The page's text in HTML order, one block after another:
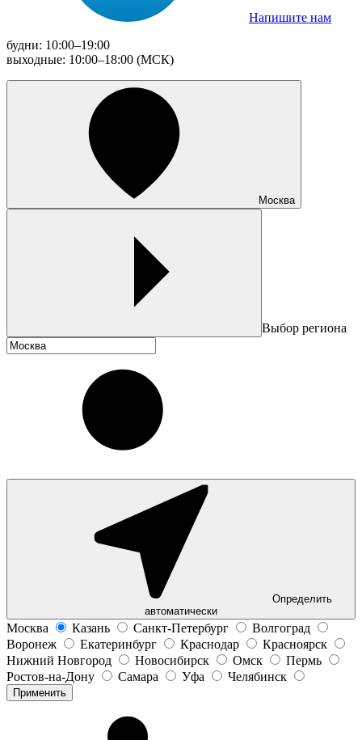
Напишите нам
будни: 10:00–19:00
выходные: 10:00–18:00 (МСК)
Москва
Выбор региона
Определить
автоматически
Москва Казань Санкт-Петербург
Волгоград
Воронеж
Екатеринбург Краснодар
Красноярск
Нижний Новгород
Новосибирск Омск
Пермь
Ростов-на-Дону
Самара Уфа Челябинск
Применить